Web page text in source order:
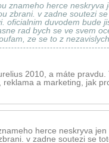
znameho herce neskryva
zbrani. v zadne soutezi
oficialnim duvodem bude
rad bych se ve svem
ze se to z
2010, a máte
a marketing, jak
herce neskryva
v zadne soutezi se